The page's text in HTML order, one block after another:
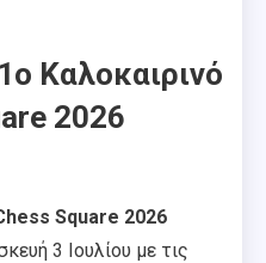
Καλοκαιρινό
2026
Square 2026
3 Ιουλίου με τις